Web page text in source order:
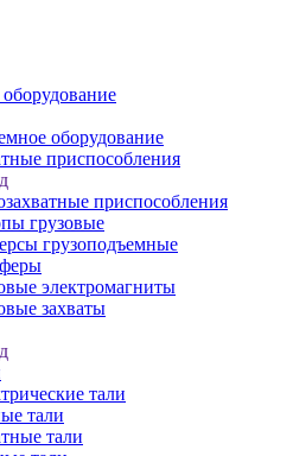
оборудование
приспособления
приспособления
грузовые
грузоподъемные
электромагниты
захваты
тали
тали
тали